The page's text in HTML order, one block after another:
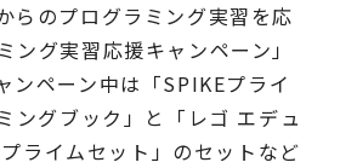
らのプログラミング実習を応
ング実習応援キャンペーン」
ンペーン中は「SPIKEプライ
ングブック」と「レゴ エデュ
ライムセット」のセットなど